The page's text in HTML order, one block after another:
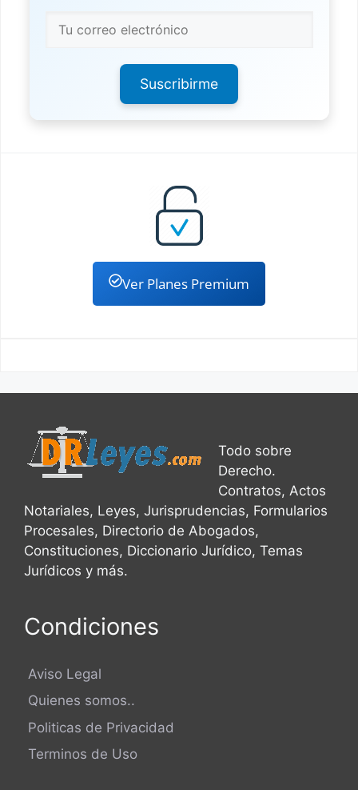
Suscribirme
Ver Planes Premium
Todo sobre
Derecho.
Contratos, Actos
Notariales, Leyes, Jurisprudencias, Formularios
Procesales, Directorio de Abogados,
Constituciones, Diccionario Jurídico, Temas
Jurídicos y más.
Condiciones
Aviso Legal
Quienes somos..
Politicas de Privacidad
Terminos de Uso